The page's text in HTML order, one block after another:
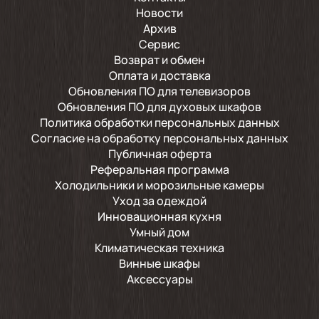
Новости
Архив
Сервис
Возврат и обмен
Оплата и доставка
Обновления ПО для телевизоров
Обновления ПО для духовых шкафов
Политика обработки персональных данных
Согласие на обработку персональных данных
Публичная оферта
Реферальная программа
Холодильники и морозильные камеры
Уход за одеждой
Инновационная кухня
Умный дом
Климатическая техника
Винные шкафы
Аксессуары